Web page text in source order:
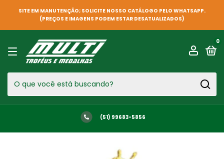
SITE EM MANUTENÇÃO; SOLICITE NOSSO CATÁLOGO PELO WHATSAPP.
(PREÇOS E IMAGENS PODEM ESTAR DESATUALIZADOS)
0
(51) 99683-5856